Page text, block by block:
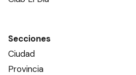
Secciones
Ciudad
Provincia